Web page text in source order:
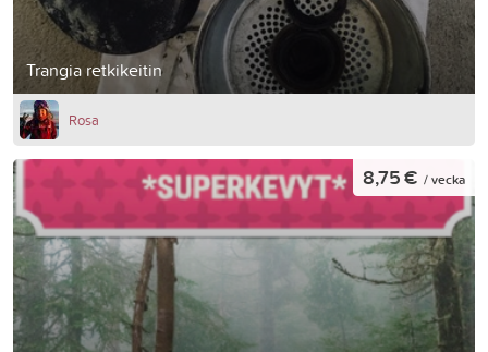
Trangia retkikeitin
Rosa
8,75 € / vecka